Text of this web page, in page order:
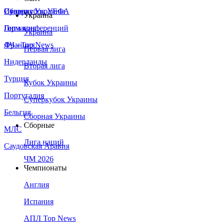
Сборная Украины
Италия
Германия
Франция
Нидерланды
Турция
Португалия
Бельгия
МЛС
Саудовская Аравия
Суперкубок УЕФА
Лига конференций
ЛЧ - Top News
Украина
Украина
Первая лига
Вторая лига
Кубок Украины
Суперкубок Украины
Сборная Украины
Сборные
Лига наций
ЧМ 2026
Чемпионаты
Англия
Испания
АПЛ Top News